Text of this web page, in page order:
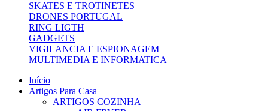
SKATES E TROTINETES
DRONES PORTUGAL
RING LIGTH
GADGETS
VIGILANCIA E ESPIONAGEM
MULTIMEDIA E INFORMATICA
Início
Artigos Para Casa
ARTIGOS COZINHA